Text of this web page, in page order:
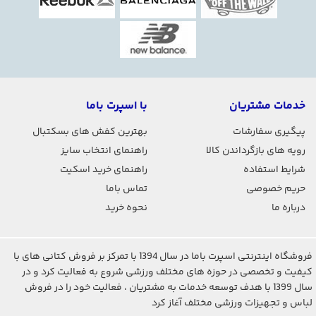
رویهکتونی نایک تمپو از چرم مصنوعی و فوم ساخته
شده هست برای انعطاف بیشتر کتونی و جنس زیره که از
برای راحتی و سبکی کتونی استفاده
شده است.
مزایای کتونی نایک تمپو
مخصوص فوتسال
مناسب برای ضربات با نوک پا
کیفیت دوخت بالا
انعطاف‌پذیری خوب
خدمات مشتریان
پیگیری سفارشات
رویه های بازگرداندن کالا
شرایط استفاده
حریم خصوصی
درباره ما
با اسپرت باما
بهترین کفش های بسکتبال
راهنمای انتخاب سایز
راهنمای خرید اسکیت
تماس باما
نحوه خرید
فروشگاه اینترنتی اسپرت باما در سال 1394 با تمرکز بر فروش کتانی های با
کیفیت و تخصصی در حوزه های مختلف ورزشی شروع به فعالیت کرد و در
سال 1399 با هدف توسعه خدمات به مشتریان ، فعالیت خود را در فروش
لباس و تجهیزات ورزشی مختلف آغاز کرد